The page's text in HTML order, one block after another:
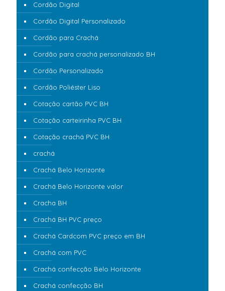
Cordão Digital
Cordão Digital Personalizado
Cordão para Crachá
Cordão para crachá personalizado BH
Cordão Personalizado
Cordão Poliéster Liso
Cotação cartão PVC BH
Cotação carteirinha PVC BH
Cotação crachá PVC BH
crachá
Crachá Belo Horizonte
Crachá Belo Horizonte valor
Cracha BH
Crachá BH PVC preço
Crachá Cardcom PVC preço em BH
Crachá com PVC
Crachá confecção Belo Horizonte
Crachá confecção BH